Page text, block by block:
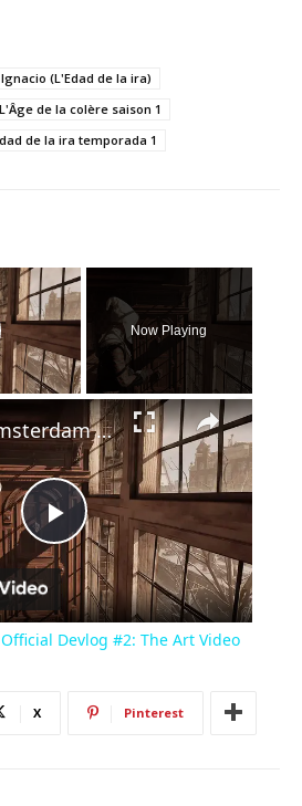
Ignacio (L'Edad de la ira)
L'Âge de la colère saison 1
de la ira temporada 1
×
Video
Now Playing
×
Play
Video
1666: Amsterdam - Official Devlog #2: The Art Video
Devlog #2: The Art Video
X Pinterest